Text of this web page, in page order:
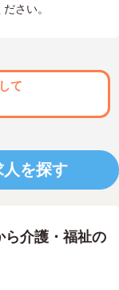
さい。
て
を探す
ら介護・福祉の